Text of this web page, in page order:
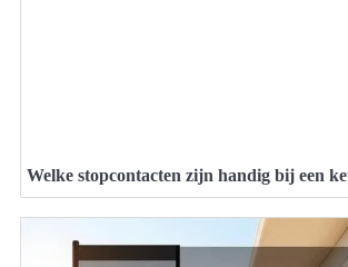
Welke stopcontacten zijn handig bij een